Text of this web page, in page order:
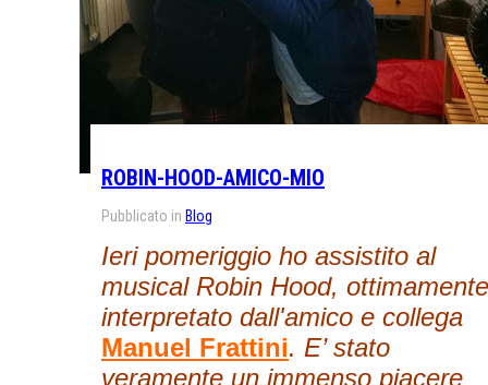
ROBIN-HOOD-AMICO-MIO
Pubblicato in Blog
Ieri pomeriggio ho assistito al
musical Robin Hood, ottimamente
interpretato dall'amico e collega
Manuel Frattini. E’ stato
veramente un immenso piacere